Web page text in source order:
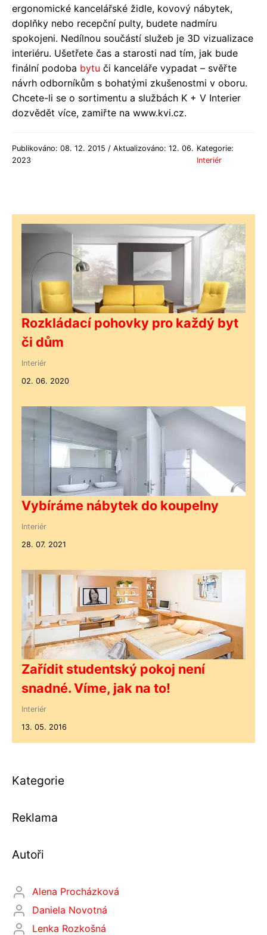
ergonomické kancelářské židle, kovový nábytek,
doplňky nebo recepční pulty, budete nadmíru
spokojeni. Nedílnou součástí služeb je 3D vizualizace
interiéru. Ušetřete čas a starosti nad tím, jak bude
finální podoba bytu či kanceláře vypadat – svěřte
návrh odborníkům s bohatými zkušenostmi v oboru.
Chcete-li se o sortimentu a službách K + V Interier
dozvědět více, zamiřte na www.kvi.cz.
Publikováno: 08. 12. 2015 / Aktualizováno: 12. 06.
2023
Kategorie:
Interiér
Rozkládací pohovky pro každý byt
či dům
Interiér
02. 06. 2020
Vybíráme nábytek do koupelny
Interiér
28. 07. 2021
Zařídit studentský pokoj není
snadné. Víme, jak na to!
Interiér
13. 05. 2016
Kategorie
Reklama
Autoři
Alena Procházková
Daniela Novotná
Lenka Rozkošná